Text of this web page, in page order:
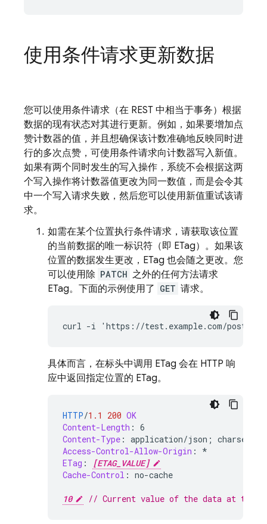
使用条件请求更新数据
您可以使用条件请求（在 REST 中相当于事务）根据
数据的现有状态对其进行更新。例如，如果要增加点
赞计数器的值，并且想确保该计数准确地反映同时进
行的多次点赞，可使用条件请求向计数器写入新值。
如果有两个同时发生的写入操作，系统不会根据这两
个写入操作将计数器值更改为同一数值，而是会令其
中一个写入请求失败，然后您可以使用新值重试该请
求。
如需在某个位置执行条件请求，请获取该位置
的当前数据的唯一标识符（即 ETag）。如果该
位置的数据发生更改，ETag 也会随之更改。您
可以使用除 PATCH 之外的任何方法请求
ETag。下面的示例使用了 GET 请求。
curl -i 'https://test.example.com/posts/
具体而言，在标头中调用 ETag 会在 HTTP 响
应中返回指定位置的 ETag。
HTTP/1.1 200 OK
Content-Length : 6
Content-Type : application/json;
Access-Control-Allow-Origin :
*
ETag :
[ETAG_VALUE]
Cache-Control : no-cache
10 // Current value of the data at the